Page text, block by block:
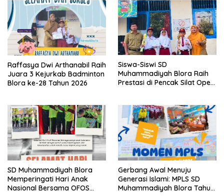
Raffasya Dwi Arthanabil Raih
Juara 3 Kejurkab Badminton
Blora ke-28 Tahun 2026
Siswa-Siswi SD
Muhammadiyah Blora Raih
Prestasi di Pencak Silat Open
SD Muhammadiyah Blora
Memperingati Hari Anak
Nasional Bersama OFOS
Gerbang Awal Menuju
Generasi Islami: MPLS SD
Muhammadiyah Blora Tahun